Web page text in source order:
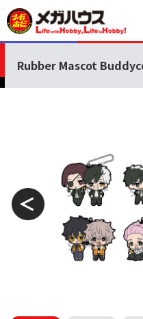
Rubber Mascot